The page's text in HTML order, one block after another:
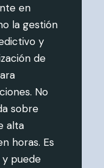
en
la gestión
y
de
No
sobre
alta
horas. Es
y puede